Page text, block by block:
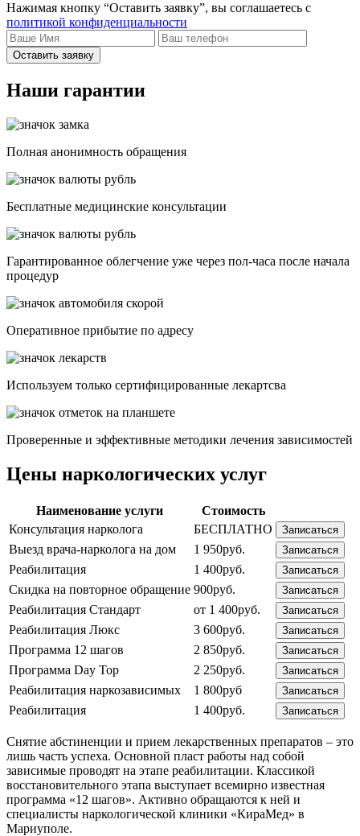
Нажимая кнопку “Оставить заявку”, вы соглашаетесь с
политикой конфиденциальности
Оставить заявку
Наши гарантии
Полная анонимность обращения
Бесплатные медицинские консультации
Гарантированное облегчение уже через пол-часа после начала
процедур
Опеpативное прибытие по адресу
Используем только сертифицированные лекартсва
Проверенные и эффективные методики лечения зависимостей
Цены наркологических услуг
Наименование услуги
Стоимость
Консультация нарколога
БЕСПЛАТНО Записаться
Выезд врача-нарколога на дом 1 950руб. Записаться
Реабилитация 1 400руб. Записаться
Скидка на повторное обращение 900руб. Записаться
Реабилитация Стандарт от 1 400руб. Записаться
Реабилитация Люкс 3 600руб. Записаться
Программа 12 шагов 2 850руб. Записаться
Программа Day Top 2 250руб. Записаться
Реабилитация наркозависимых 1 800руб Записаться
Реабилитация 1 400руб. Записаться
Снятие абстиненции и прием лекарственных препаратов – это
лишь часть успеха. Основной пласт работы над собой
зависимые проводят на этапе реабилитации. Классикой
восстановительного этапа выступает всемирно известная
программа «12 шагов». Активно обращаются к ней и
специалисты наркологической клиники «КираМед» в
Мариуполе.